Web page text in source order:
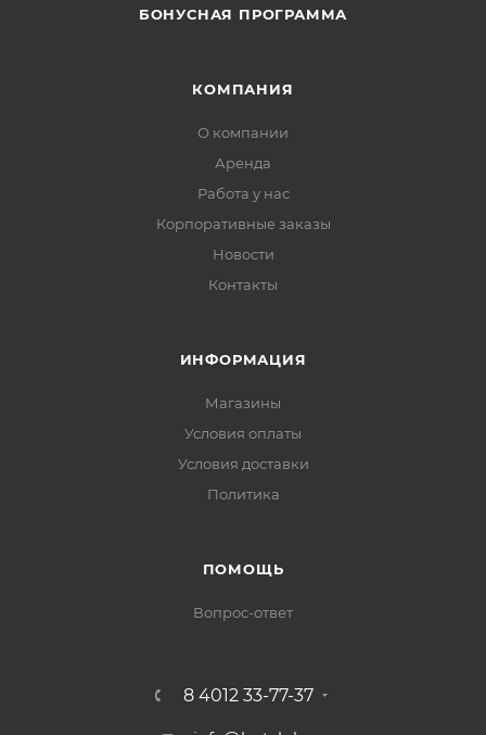
БОНУСНАЯ ПРОГРАММА
КОМПАНИЯ
О компании
Аренда
Работа у нас
Корпоративные заказы
Новости
Контакты
ИНФОРМАЦИЯ
Магазины
Условия оплаты
Условия доставки
Политика
ПОМОЩЬ
Вопрос-ответ
8 4012 33-77-37